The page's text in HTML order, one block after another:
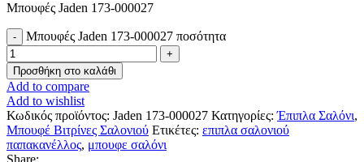
Μπουφές Jaden 173-000027
Μπουφές Jaden 173-000027 ποσότητα
Προσθήκη στο καλάθι
Add to compare
Add to wishlist
Κωδικός προϊόντος: Jaden 173-000027 Κατηγορίες: Έπιπλα Σαλόνι,
Μπουφέ Βιτρίνες Σαλονιού Ετικέτες: επιπλα σαλονιού
παπακανέλλος, μπουφε σαλόνι